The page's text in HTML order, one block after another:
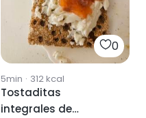
0
5min · 312kcal
Tostaditas
integrales de